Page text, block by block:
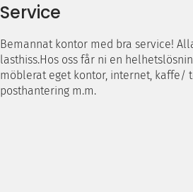
Service
Bemannat kontor med bra service!
lasthiss.Hos oss får ni en
möblerat eget kontor, internet, kaffe/
posthantering m.m.